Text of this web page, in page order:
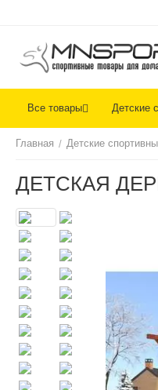
Все товары Детские
Главная / Детские
ДЕТСКАЯ